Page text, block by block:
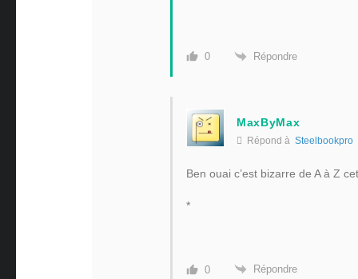
0 Répondre
MaxByMax
Répond à Steelbookpro
Ben ouai c’est bizarre de A à Z
*
0 Répondre